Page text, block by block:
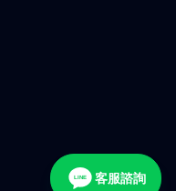
LINE 客服諮詢